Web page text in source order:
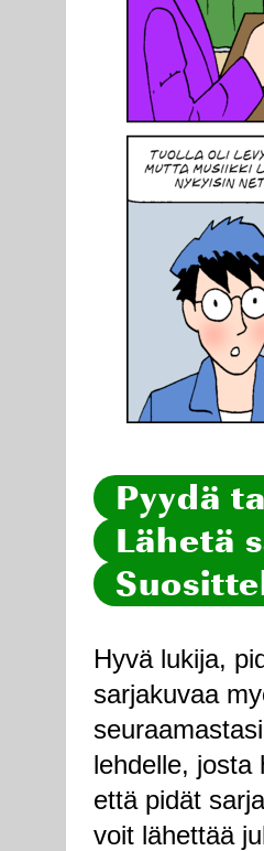
Pyydä
Lähetä
Hyvä lukija,
sarjakuvaa
lehdelle, josta
että pidät
voit lähettää